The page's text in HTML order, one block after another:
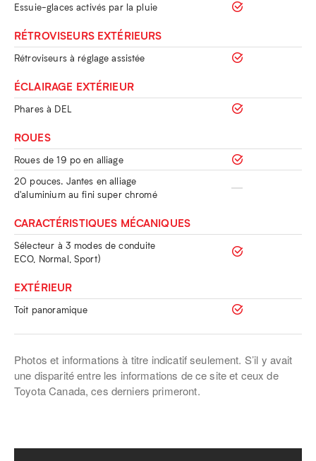
Essuie-glaces activés par la pluie
RÉTROVISEURS EXTÉRIEURS
Rétroviseurs à réglage assistée
ÉCLAIRAGE EXTÉRIEUR
Phares à DEL
ROUES
Roues de 19 po en alliage
20 pouces. Jantes en alliage
d'aluminium au fini super chromé
CARACTÉRISTIQUES MÉCANIQUES
Sélecteur à 3 modes de conduite
ECO, Normal, Sport)
EXTÉRIEUR
Toit panoramique
Photos et informations à titre indicatif seulement. S’il y avait
une disparité entre les informations de ce site et ceux de
Toyota Canada, ces derniers primeront.